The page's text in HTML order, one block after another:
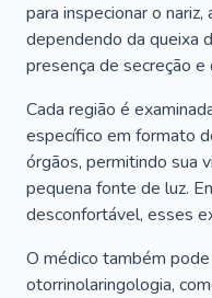
para inspecionar o
dependendo da queixa
presença de secreção
Cada região é
específico em formato
órgãos, permitindo sua
pequena fonte de luz.
desconfortável, esses
O médico também
otorrinolaringologia,